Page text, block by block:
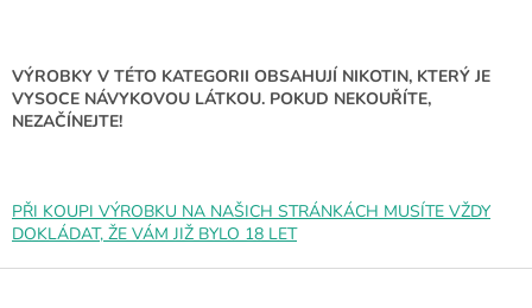
r
v
p
u
VÝROBKY V TÉTO KATEGORII OBSAHUJÍ NIKOTIN, KTERÝ JE
VYSOCE NÁVYKOVOU LÁTKOU. POKUD NEKOUŘÍTE,
NEZAČÍNEJTE!
PŘI KOUPI VÝROBKU NA NAŠICH STRÁNKÁCH MUSÍTE VŽDY
DOKLÁDAT, ŽE VÁM JIŽ BYLO 18 LET
Z